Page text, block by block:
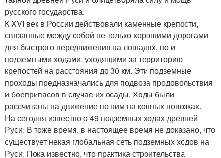
русского государства.
К XVI век в России действовали каменные крепости,
связанные между собой не только хорошими дорогами
для быстрого передвижения на лошадях, но и
подземными ходами, уходящими за территорию
крепостей на расстояния до 30 км. Эти подземные
проходы предназначались для подвоза продовольствия
и боеприпасов в случае их осады. Ходы были
рассчитаны на движение по ним на конных повозках.
На сегодня известно о 49 подземных ходах древней
Руси. В тоже время, в настоящее время не доказано, что
существует некая глобальная сеть подземных ходов на
Руси. Пока известно, что практика строительства